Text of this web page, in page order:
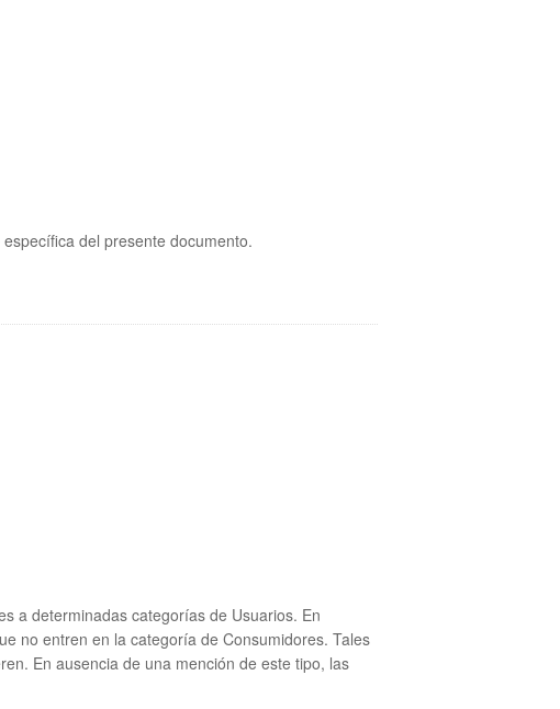
del presente documento.
a determinadas categorías de Usuarios. En
no entren en la categoría de Consumidores. Tales
En ausencia de una mención de este tipo, las